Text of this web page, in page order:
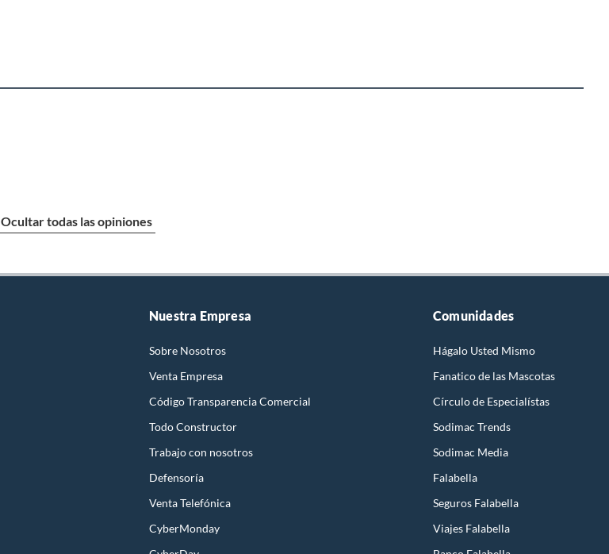
Ocultar todas las opiniones
Nuestra Empresa
Sobre Nosotros
Venta Empresa
Código Transparencia Comercial
Todo Constructor
Trabajo con nosotros
Defensoría
Venta Telefónica
CyberMonday
Comunidades
Hágalo Usted Mismo
Fanatico de las Mascotas
Círculo de Especialístas
Sodimac Trends
Sodimac Media
Falabella
Seguros Falabella
Viajes Falabella